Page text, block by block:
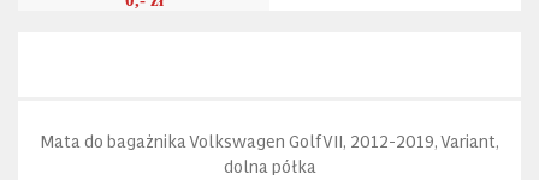
Mata do bagażnika Volkswagen Golf VII, 2012-2019, Variant,
dolna półka